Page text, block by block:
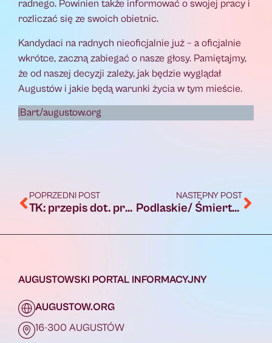
radnego. Powinien także informować o swojej pracy i
rozliczać się ze swoich obietnic.
Kandydaci na radnych nieoficjalnie już – a oficjalnie
wkrótce, zaczną zabiegać o nasze głosy. Pamiętajmy,
że od naszej decyzji zależy, jak będzie wyglądał
Augustów i jakie będą warunki życia w tym mieście.
|Bart/augustow.org
POPRZEDNI POST
TK: przepis dot. przechodzących na emerytury w czerwcu w latach 2009-2019 – niekonstytucyjny
NASTĘPNY POST
Podlaskie/ Śmiertelna ofiara pożaru domu we wsi koło Suchowoli
AUGUSTOWSKI PORTAL INFORMACYJNY
AUGUSTOW.ORG
16-300 AUGUSTÓW